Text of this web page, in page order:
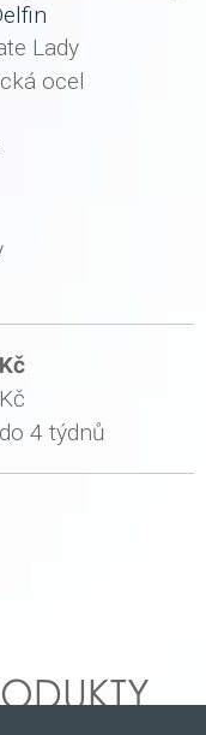
Lady
ocel
4 týdnů